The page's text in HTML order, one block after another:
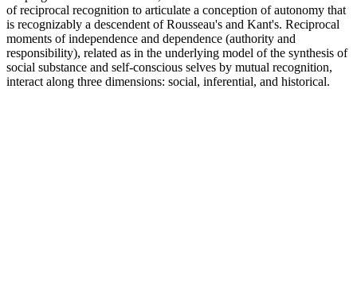
of reciprocal recognition to articulate a conception of autonomy that
is recognizably a descendent of Rousseau's and Kant's. Reciprocal
moments of independence and dependence (authority and
responsibility), related as in the underlying model of the synthesis of
social substance and self-conscious selves by mutual recognition,
interact along three dimensions: social, inferential, and historical.